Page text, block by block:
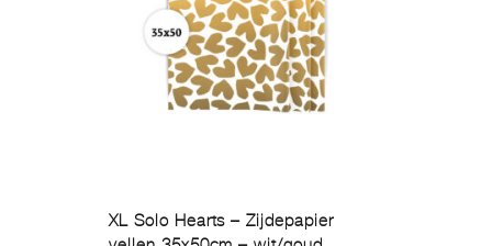
XL Solo Hearts – Zijdepapier